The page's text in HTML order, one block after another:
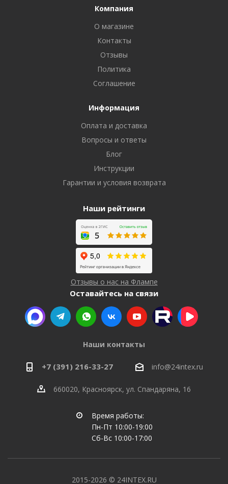
Компания
О магазине
Контакты
Отзывы
Политика
Соглашение
Информация
Оплата и доставка
Вопросы и ответы
Блог
Инструкции
Гарантии и условия возврата
Наши рейтинги
Отзывы о нас на Флампе
Оставайтесь на связи
Наши контакты
+7 (391) 216-33-27 info@24intex.ru
660020, Красноярск, ул. Спандаряна, 16
Время работы:
Пн-Пт 10:00-19:00
Сб-Вс 10:00-17:00
2015-2026 © 24INTEX.RU